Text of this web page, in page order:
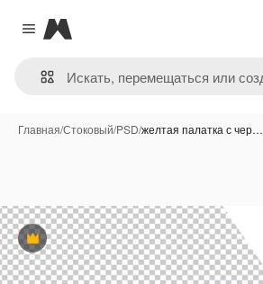
Close menu
Magnific
Главная/Стоковый/PSD/желтая палатка с чер…
Премиум